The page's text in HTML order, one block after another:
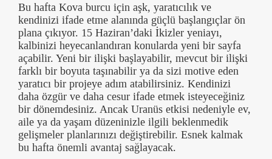
Bu hafta Kova burcu için aşk, yaratıcılık ve
kendinizi ifade etme alanında güçlü başlangıçlar ön
plana çıkıyor. 15 Haziran’daki İkizler yeniayı,
kalbinizi heyecanlandıran konularda yeni bir sayfa
açabilir. Yeni bir ilişki başlayabilir, mevcut bir ilişki
farklı bir boyuta taşınabilir ya da sizi motive eden
yaratıcı bir projeye adım atabilirsiniz. Kendinizi
daha özgür ve daha cesur ifade etmek isteyeceğiniz
bir dönemdesiniz. Ancak Uranüs etkisi nedeniyle ev,
aile ya da yaşam düzeninizle ilgili beklenmedik
gelişmeler planlarınızı değiştirebilir. Esnek kalmak
bu hafta önemli avantaj sağlayacak.